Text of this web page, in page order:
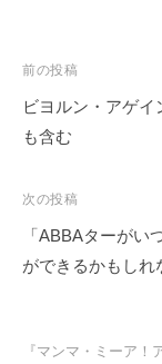
投
稿
ナ
ゲ
ー
シ
前の投稿
ビヨルン・アゲ
も含む
次の投稿
「ABBAターがい
ができるかもしれ
『マンマ・ミーア！